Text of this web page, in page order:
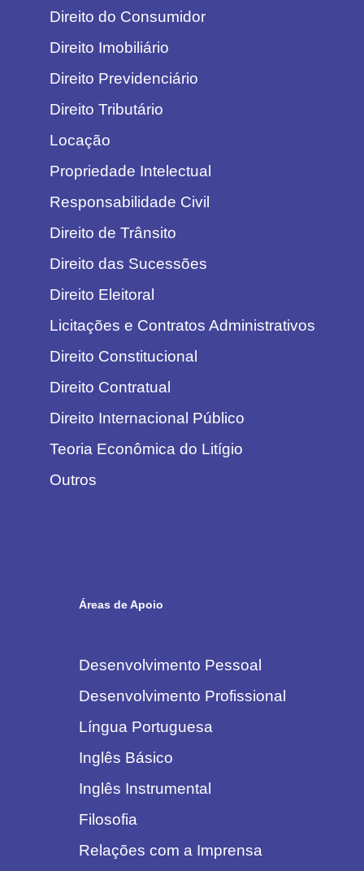
Direito do Consumidor
Direito Imobiliário
Direito Previdenciário
Direito Tributário
Locação
Propriedade Intelectual
Responsabilidade Civil
Direito de Trânsito
Direito das Sucessões
Direito Eleitoral
Licitações e Contratos Administrativos
Direito Constitucional
Direito Contratual
Direito Internacional Público
Teoria Econômica do Litígio
Outros
Áreas de Apoio
Desenvolvimento Pessoal
Desenvolvimento Profissional
Língua Portuguesa
Inglês Básico
Inglês Instrumental
Filosofia
Relações com a Imprensa